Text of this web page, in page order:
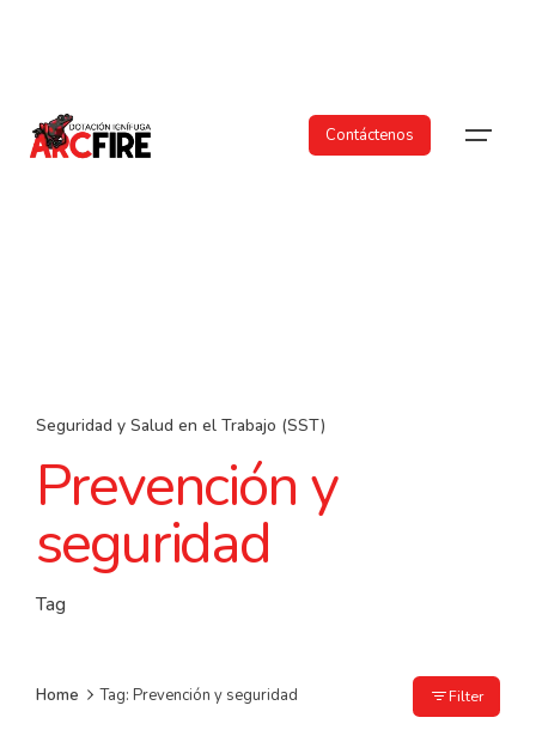
Contáctenos
Seguridad y Salud en el Trabajo (SST)
Prevención y
seguridad
Tag
Home Tag: Prevención y seguridad Filter